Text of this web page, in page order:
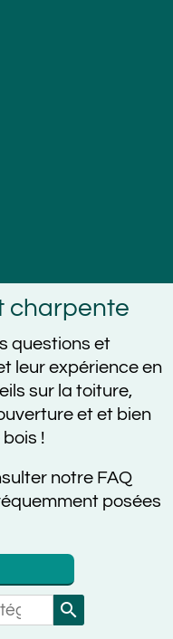
charpente
questions et
leur expérience en
sur la toiture,
et et bien
!
notre FAQ
posées
search